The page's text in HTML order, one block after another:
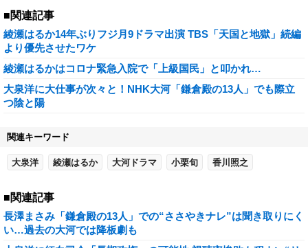
■関連記事
綾瀬はるか14年ぶりフジ月9ドラマ出演 TBS「天国と地獄」続編
より優先させたワケ
綾瀬はるかはコロナ緊急入院で「上級国民」と叩かれ…
大泉洋に大仕事が次々と！NHK大河「鎌倉殿の13人」でも際立
つ陰と陽
関連キーワード
大泉洋 綾瀬はるか 大河ドラマ 小栗旬 香川照之
■関連記事
長澤まさみ「鎌倉殿の13人」での“ささやきナレ”は聞き取りにく
い…過去の大河では降板劇も